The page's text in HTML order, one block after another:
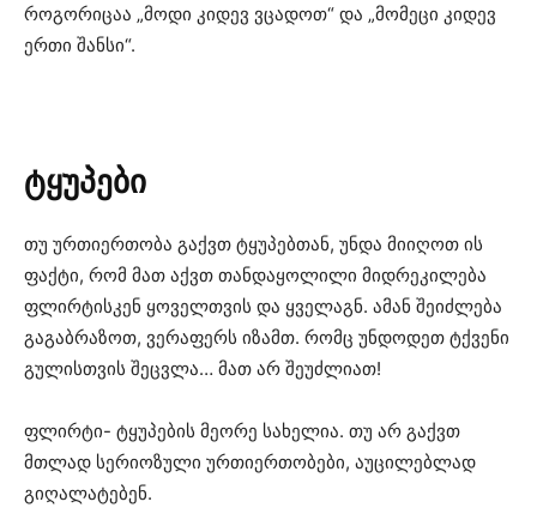
როგორიცაა „მოდი კიდევ ვცადოთ“ და „მომეცი კიდევ
ერთი შანსი“.
ტყუპები
თუ ურთიერთობა გაქვთ ტყუპებთან, უნდა მიიღოთ ის
ფაქტი, რომ მათ აქვთ თანდაყოლილი მიდრეკილება
ფლირტისკენ ყოველთვის და ყველაგნ. ამან შეიძლება
გაგაბრაზოთ, ვერაფერს იზამთ. რომც უნდოდეთ ტქვენი
გულისთვის შეცვლა… მათ არ შეუძლიათ!
ფლირტი- ტყუპების მეორე სახელია. თუ არ გაქვთ
მთლად სერიოზული ურთიერთობები, აუცილებლად
გიღალატებენ.